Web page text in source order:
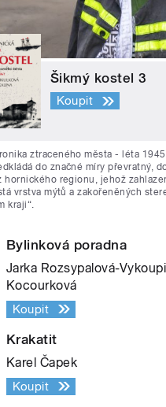
Šikmý kostel 3
Koupit
ztraceného města - léta
do značné míry převratný,
hornického regionu, jehož
vrstva mýtů a zakořeněných
kraji“.
Bylinková poradna
Jarka Rozsypalová-
Kocourková
Koupit
Krakatit
Karel Čapek
Koupit